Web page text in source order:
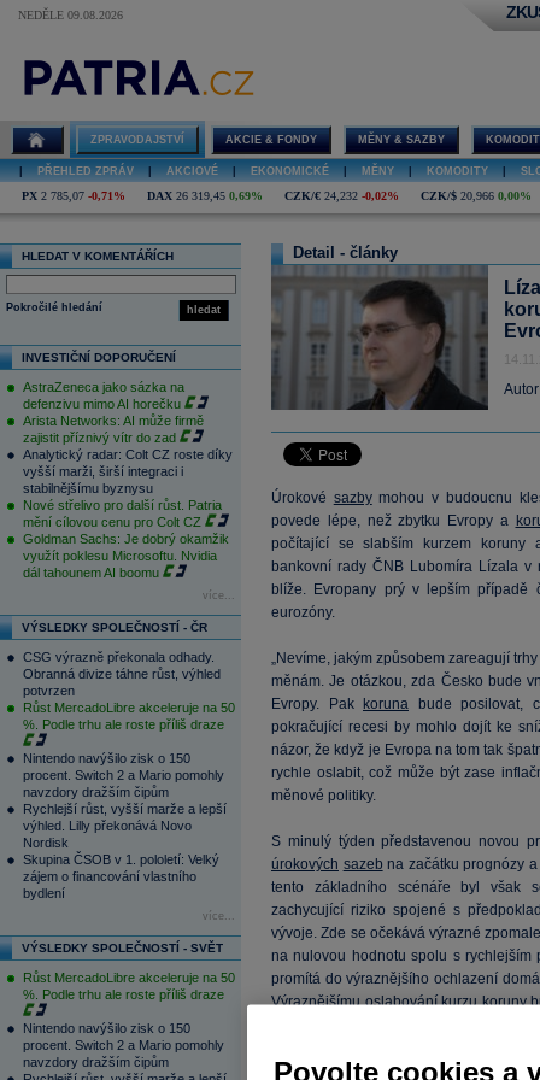
NEDĚLE 09.08.2026
ZPRAVODAJSTVÍ AKCIE & FONDY MĚNY & SAZBY
PŘEHLED ZPRÁV AKCIOVÉ EKONOMICKÉ MĚNY KOMODITY
PX 2 785,07 -0,71% DAX 26 319,45 0,69% CZK/€ 24,232 -0,02% CZK/$ 20,966 0,00%
HLEDAT V KOMENTÁŘÍCH
hledat
Pokročilé hledání
INVESTIČNÍ DOPORUČENÍ
AstraZeneca jako sázka na
defenzivu mimo AI horečku
Arista Networks: AI může firmě
zajistit příznivý vítr do zad
Analytický radar: Colt CZ roste díky
vyšší marži, širší integraci i
stabilnějšímu byznysu
Nové střelivo pro další růst. Patria
mění cílovou cenu pro Colt CZ
Goldman Sachs: Je dobrý okamžik
využít poklesu Microsoftu. Nvidia
dál tahounem AI boomu
více...
VÝSLEDKY SPOLEČNOSTÍ - ČR
CSG výrazně překonala odhady.
Obranná divize táhne růst, výhled
potvrzen
Růst MercadoLibre akceleruje na 50
%. Podle trhu ale roste příliš draze
Nintendo navýšilo zisk o 150
procent. Switch 2 a Mario pomohly
navzdory dražším čipům
Rychlejší růst, vyšší marže a lepší
výhled. Lilly překonává Novo
Nordisk
Skupina ČSOB v 1. pololetí: Velký
zájem o financování vlastního
bydlení
více...
VÝSLEDKY SPOLEČNOSTÍ - SVĚT
Růst MercadoLibre akceleruje na 50
%. Podle trhu ale roste příliš draze
Nintendo navýšilo zisk o 150
procent. Switch 2 a Mario pomohly
navzdory dražším čipům
Detail - články
Úrokové sazbymohou v budoucnu
povede lépe, než zbytku Evropy a
počítající se slabším kurzem koruny
bankovní rady ČNB Lubomíra Lízala
blíže. Evropany prý v lepším
eurozóny.
„Nevíme, jakým způsobem zareagují
měnám. Je otázkou, zda Česko bude
Evropy. Pak
koruna bude posilovat,
pokračující recesi by mohlo dojít ke
názor, že když je Evropa na tom tak
rychle oslabit, což může být zase
měnové politiky.
S minulý týden představenou novou
úrokových sazeb na začátku prognózy
tento základního scénáře byl však
zachycující riziko spojené s
vývoje. Zde se očekává výrazné
na nulovou hodnotu spolu s rychlejším
promítá do výraznějšího ochlazení
Výraznějšímu oslabování kurzu koruny
Povolte cookies a